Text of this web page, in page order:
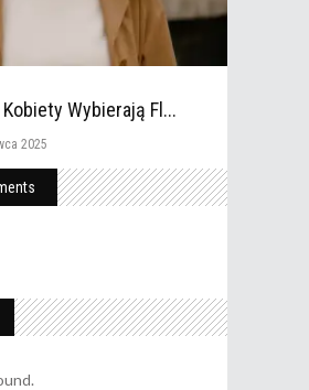
Wybierają Fl...
2025